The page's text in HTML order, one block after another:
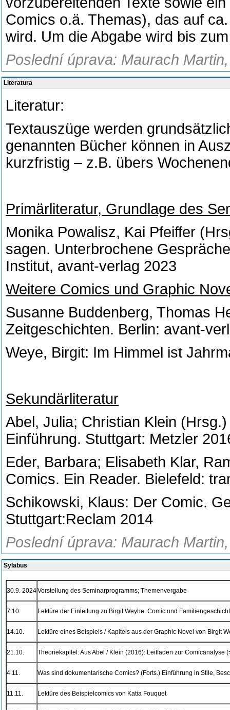
Comics o.ä. Themas), das auf
wird. Um die Abgabe wird bis
Poslední úprava: Maurach
Literatura
Literatur:
Textauszüge werden
genannten Bücher können in
kurzfristig – z.B. übers
Primärliteratur, Grundlage des
Monika Powalisz, Kai Pfeiffer
sagen. Unterbrochene
Institut, avant-verlag 2023
Weitere Comics und Graphic
Susanne Buddenberg, Thomas
Zeitgeschichten. Berlin: avant-
Weye, Birgit: Im Himmel ist
Sekundärliteratur
Abel, Julia; Christian Klein
Einführung. Stuttgart: Metzler
Eder, Barbara; Elisabeth Klar,
Comics. Ein Reader. Bielefeld:
Schikowski, Klaus: Der Comic.
Stuttgart:Reclam 2014
Poslední úprava: Maurach
Sylabus
30.9. 2024Vorstellung des Seminarprogramms; Themenvergabe
7.10. Lektüre der Einleitung zu Birgit Weyhe: Comic und
14.10. Lektüre eines Beispiels / Kapitels aus der Graphic Novel von Birgit
21.10. Theoriekapitel: Aus Abel / Klein (2016): Leitfaden zur Comicanalyse
4.11. Was sind dokumentarische Comics? (Forts.) Einführung in Stile,
11.11. Lektüre des Beispielcomics von Katia Fouquet